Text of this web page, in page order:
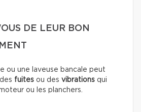
DE LEUR BON
ou une laveuse bancale peut
, des fuites ou des vibrations qui
ou les planchers.